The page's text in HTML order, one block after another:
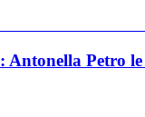
Antonella Petro